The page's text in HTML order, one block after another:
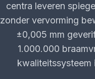
centra leveren
zonder vervorming
±0,005 mm
1.000.000
kwaliteitssysteem